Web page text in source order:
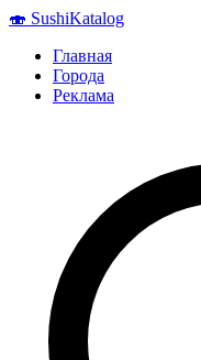
🍣 SushiKatalog
Главная
Города
Реклама